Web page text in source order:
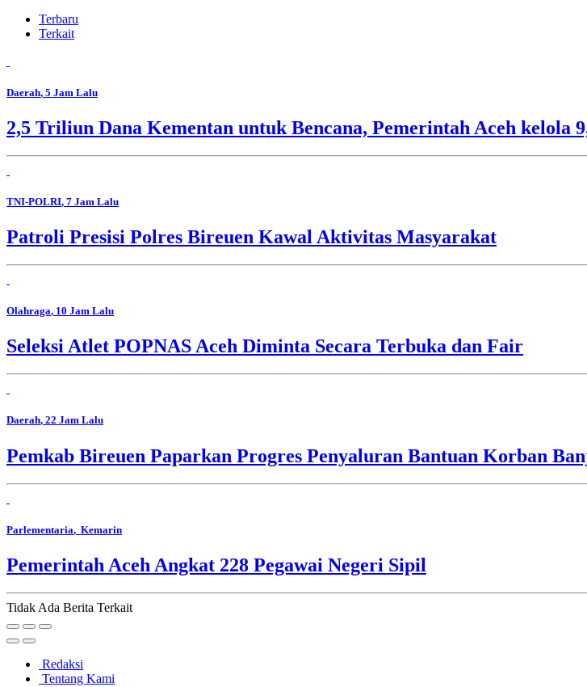
Terbaru
Terkait
Daerah, 5 Jam Lalu
2,5 Triliun Dana Kementan untuk Bencana, Pemerintah Aceh kelola
TNI-POLRI, 7 Jam Lalu
Patroli Presisi Polres Bireuen Kawal Aktivitas Masyarakat
Olahraga, 10 Jam Lalu
Seleksi Atlet POPNAS Aceh Diminta Secara Terbuka dan Fair
Daerah, 22 Jam Lalu
Pemkab Bireuen Paparkan Progres Penyaluran Bantuan Korban
Parlementaria, Kemarin
Pemerintah Aceh Angkat 228 Pegawai Negeri Sipil
Tidak Ada Berita Terkait
Redaksi
Tentang Kami